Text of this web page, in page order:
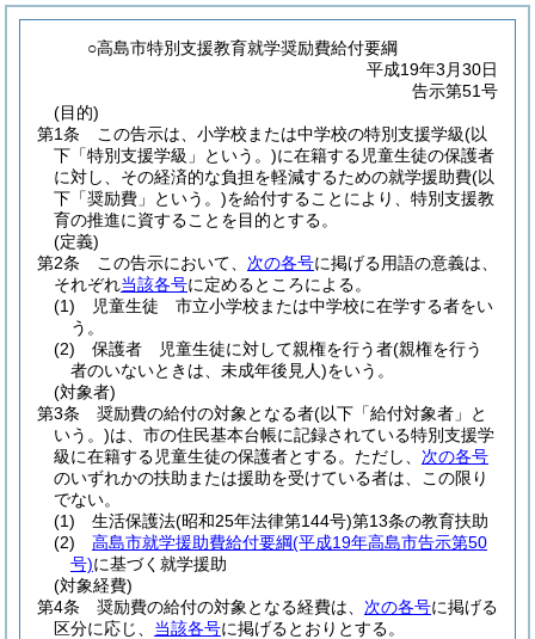
○高島市特別支援教育就学奨励費給付要綱
平成19年3月30日
告示第51号
(目的)
第1条
この告示は、小学校または中学校の特別支援学級(以
下「特別支援学級」という。)に在籍する児童生徒の保護者
に対し、その経済的な負担を軽減するための就学援助費(以
下「奨励費」という。)を給付することにより、特別支援教
育の推進に資することを目的とする。
(定義)
第2条
この告示において、 次の各号に掲げる用語の意義は、
それぞれ当該各号に定めるところによる。
(1)
児童生徒 市立小学校または中学校に在学する者をい
う。
(2)
保護者 児童生徒に対して親権を行う者(親権を行う
者のいないときは、未成年後見人)をいう。
(対象者)
第3条
奨励費の給付の対象となる者(以下「給付対象者」と
いう。)は、市の住民基本台帳に記録されている特別支援学
級に在籍する児童生徒の保護者とする。 ただし、 次の各号
のいずれかの扶助または援助を受けている者は、この限り
でない。
(1)
生活保護法(昭和25年法律第144号)第13条の教育扶助
(2)
高島市就学援助費給付要綱(平成19年高島市告示第50
号)に基づく就学援助
(対象経費)
第4条
奨励費の給付の対象となる経費は、 次の各号に掲げる
区分に応じ、 当該各号に掲げるとおりとする。